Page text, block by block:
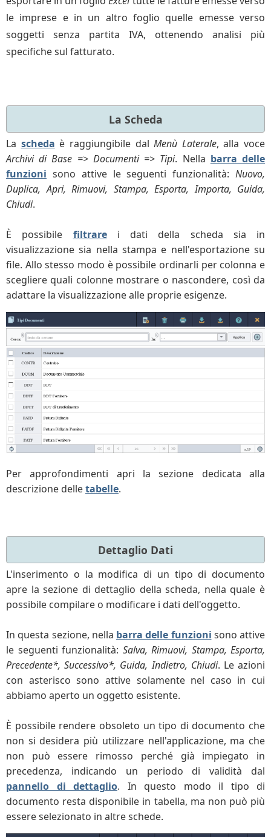
le imprese e in un altro foglio quelle emesse verso
soggetti senza partita IVA, ottenendo analisi più
specifiche sul fatturato.
La Scheda
La scheda è raggiungibile dalMenù Laterale, alla voce
Archivi di Base => Documenti => Tipi. Nella barra delle
funzioni sono attive le seguenti funzionalità: Nuovo,
Duplica, Apri, Rimuovi, Stampa, Esporta, Importa, Guida,
Chiudi.
È possibile filtrarei dati della scheda sia in
visualizzazione sia nella stampa e nell'esportazione su
file. Allo stesso modo è possibile ordinarli per colonna e
scegliere quali colonne mostrare o nascondere, così da
adattare la visualizzazione alle proprie esigenze.
Per approfondimenti apri la sezione dedicata alla
descrizione delletabelle.
Dettaglio Dati
L'inserimento o la modifica di un tipo di documento
apre la sezione di dettaglio della scheda, nella quale è
possibile compilare o modificare i dati dell'oggetto.
In questa sezione, nella barra delle funzioni sono attive
le seguenti funzionalità: Salva, Rimuovi, Stampa, Esporta,
Precedente*, Successivo*, Guida, Indietro, Chiudi. Le azioni
con asterisco sono attive solamente nel caso in cui
abbiamo aperto un oggetto esistente.
È possibile rendere obsoleto un tipo di documento che
non si desidera più utilizzare nell'applicazione, ma che
non può essere rimosso perché già impiegato in
precedenza, indicando un periodo di validità dal
pannello di dettaglio. In questo modo il tipo di
documento resta disponibile in tabella, ma non può più
essere selezionato in altre schede.